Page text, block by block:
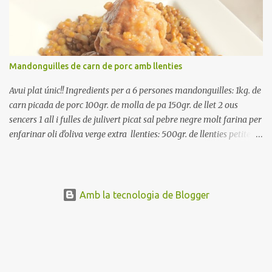
el pebrot, la ceba, (escorreguda), les olives i la tonyina esmicolada.
Amaniu amb sal i oli... bon profit!!
Mandonguilles de carn de porc amb llenties
Avui plat únic!! Ingredients per a 6 persones mandonguilles: 1kg. de
carn picada de porc 100gr. de molla de pa 150gr. de llet 2 ous
sencers 1 all i fulles de julivert picat sal pebre negre molt farina per
enfarinar oli d'oliva verge extra llenties: 500gr. de llenties petites
entre 40 i 50 minuts. Poseu la carn picada en un bol i barregeu-la
Amb la tecnologia de Blogger